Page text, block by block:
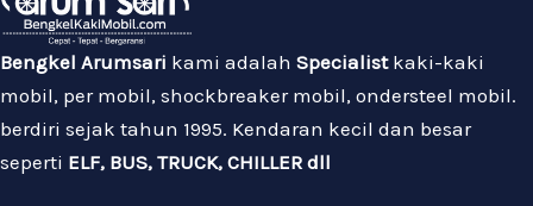
Bengkel Arumsari kami adalah Specialistkaki-kaki
mobil, per mobil, shockbreaker mobil, ondersteel mobil.
berdiri sejak tahun 1995. Kendaran kecil dan besar
seperti ELF, BUS, TRUCK, CHILLER dll